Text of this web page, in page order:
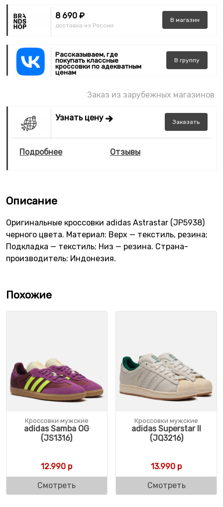
8 690 ₽
доставка из России
В магазин
Рассказываем, где
покупать классные
кроссовки по адекватным
ценам
В группу
Заказ из зарубежных магазинов
Узнать цену Заказать
Подробнее Отзывы
Описание
Оригинальные кроссовки adidas Astrastar (JP5938)
черного цвета. Материал: Верх — текстиль, резина;
Подкладка — текстиль; Низ — резина. Страна-
производитель: Индонезия.
Похожие
Кроссовки мужские
adidas Samba OG
(JS1316)
12.990 р
Смотреть
Кроссовки мужские
adidas Superstar II
(JQ3216)
13.990 р
Смотреть